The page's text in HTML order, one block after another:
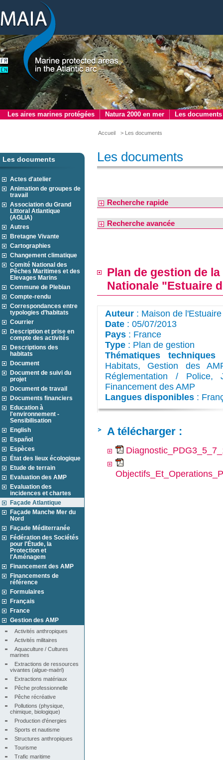
Les aires marines protégées Natura 2000 en mer Les documents
Accueil > Les documents
Les documents
Actes d'atelier
Animation de groupes de
travail
Association du Grand
Littoral Atlantique
(AGLIA)
Autres
Bretagne Vivante
Cartographies
Changement climatique
Comité National des
Pêches Maritimes et des
Elevages Marins
Commune de Plebian
Compte-rendu
Correspondances entre
typologies d’habitats
Courrier
Description et prise en
compte des activités
Descriptions des
habitats
Document
Document de suivi du
projet
Document de travail
Documents financiers
Education à
l'environnement -
Sensibilisation
English
Español
Espèces
État des lieux écologique
Etude de terrain
Evaluation des AMP
Evaluation des
incidences et chartes
Façade Atlantique
Façade Manche Mer du
Nord
Façade Méditerranée
Fédération des Sociétés
pour l'Étude, la
Protection et
l'Aménagem
Financement des AMP
Financements de
référence
Formulaires
Français
France
Gestion des AMP
Activités anthropiques
Activités militaires
Aquaculture / Cultures
marines
Extractions de ressources
vivantes (algue-maërl)
Extractions matériaux
Pêche professionnelle
Pêche récréative
Pollutions (physique,
chimique, biologique)
Production d'énergies
Sports et nautisme
Structures anthropiques
Tourisme
Trafic maritime
Les documents
Recherche rapide
Recherche avancée
Plan de gestion de
Nationale "Estuaire
Auteur : Maison de l'Estuaire
Date : 05/07/2013
Pays : France
Type : Plan de gestion
Thématiques techniques
Habitats, Gestion des
Réglementation / Police,
Financement des AMP
Langues disponibles :
A télécharger :